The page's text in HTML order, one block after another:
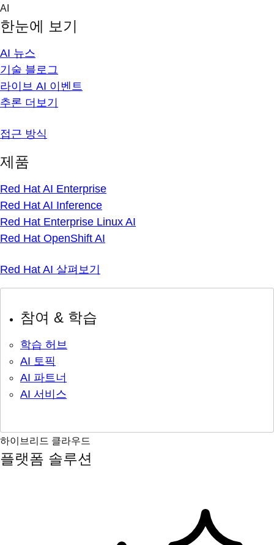
Skip
content
AI
한눈에 보기
AI 뉴스
기술 블로그
라이브 AI 이벤트
추론 더보기
접근 방식
제품
Red Hat AI Enterprise
Red Hat AI Inference
Red Hat Enterprise Linux AI
Red Hat OpenShift AI
Red Hat AI 살펴보기
참여 & 학습
학습 허브
AI 토픽
AI 파트너
AI 서비스
하이브리드 클라우드
플랫폼 솔루션